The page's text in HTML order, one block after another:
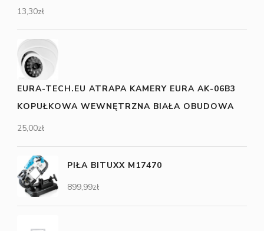
13,30zł
EURA-TECH.EU ATRAPA KAMERY EURA AK-06B3
KOPUŁKOWA WEWNĘTRZNA BIAŁA OBUDOWA
25,00zł
PIŁA BITUXX M17470
899,99zł